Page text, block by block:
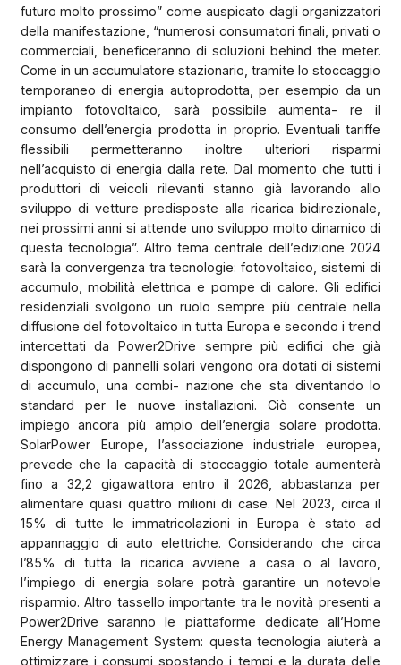
futuro molto prossimo” come auspicato dagli organizzatori
della manifestazione, “numerosi consumatori finali, privati o
commerciali, beneficeranno di soluzioni behind the meter.
Come in un accumulatore stazionario, tramite lo stoccaggio
temporaneo di energia autoprodotta, per esempio da un
impianto fotovoltaico, sarà possibile aumenta- re il
consumo dell’energia prodotta in proprio. Eventuali tariffe
flessibili permetteranno inoltre ulteriori risparmi
nell’acquisto di energia dalla rete. Dal momento che tutti i
produttori di veicoli rilevanti stanno già lavorando allo
sviluppo di vetture predisposte alla ricarica bidirezionale,
nei prossimi anni si attende uno sviluppo molto dinamico di
questa tecnologia”. Altro tema centrale dell’edizione 2024
sarà la convergenza tra tecnologie: fotovoltaico, sistemi di
accumulo, mobilità elettrica e pompe di calore. Gli edifici
residenziali svolgono un ruolo sempre più centrale nella
diffusione del fotovoltaico in tutta Europa e secondo i trend
intercettati da Power2Drive sempre più edifici che già
dispongono di pannelli solari vengono ora dotati di sistemi
di accumulo, una combi- nazione che sta diventando lo
standard per le nuove installazioni. Ciò consente un
impiego ancora più ampio dell’energia solare prodotta.
SolarPower Europe, l’associazione industriale europea,
prevede che la capacità di stoccaggio totale aumenterà
fino a 32,2 gigawattora entro il 2026, abbastanza per
alimentare quasi quattro milioni di case. Nel 2023, circa il
15% di tutte le immatricolazioni in Europa è stato ad
appannaggio di auto elettriche. Considerando che circa
l’85% di tutta la ricarica avviene a casa o al lavoro,
l’impiego di energia solare potrà garantire un notevole
risparmio. Altro tassello importante tra le novità presenti a
Power2Drive saranno le piattaforme dedicate all’Home
Energy Management System: questa tecnologia aiuterà a
ottimizzare i consumi spostando i tempi e la durata delle